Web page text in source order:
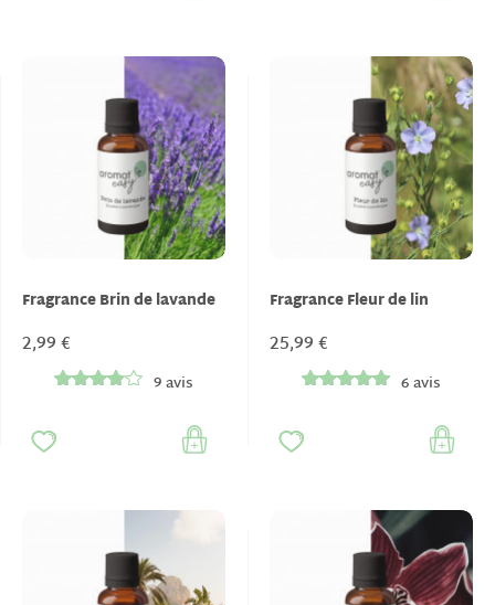
Fragrance Brin de lavande
2,99 €
9 avis
Fragrance Fleur de lin
25,99 €
6 avis